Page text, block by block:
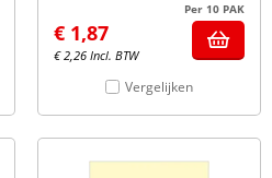
Per 10 PAK
€ 1,87
€2,26 Incl. BTW
Vergelijken